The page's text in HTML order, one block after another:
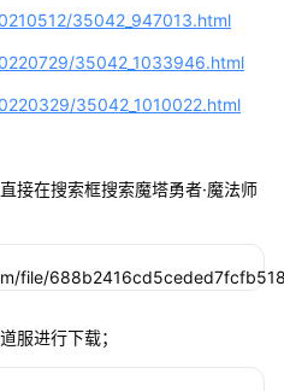
35042_947013.html
35042_1033946.html
35042_1010022.html
接在搜索框搜索魔塔勇者·魔法师
服进行下载；